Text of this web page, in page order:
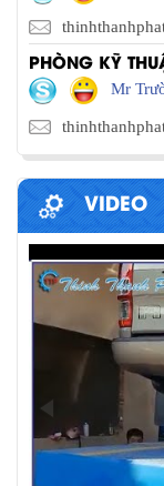
PHÒNG KỸ
Mr
VIDEO